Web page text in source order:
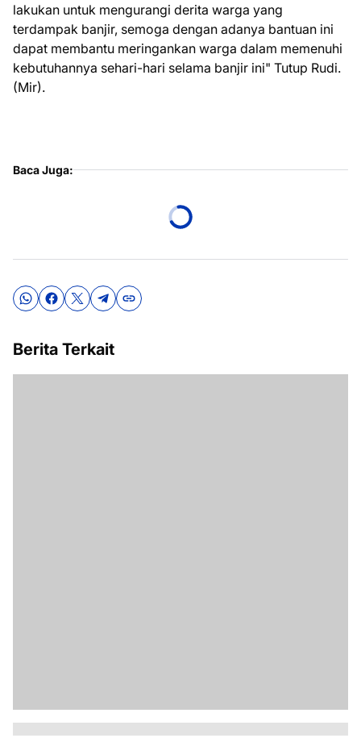
lakukan untuk mengurangi derita warga yang
terdampak banjir, semoga dengan adanya bantuan ini
dapat membantu meringankan warga dalam memenuhi
kebutuhannya sehari-hari selama banjir ini" Tutup Rudi.
(Mir).
Baca Juga:
Berita Terkait